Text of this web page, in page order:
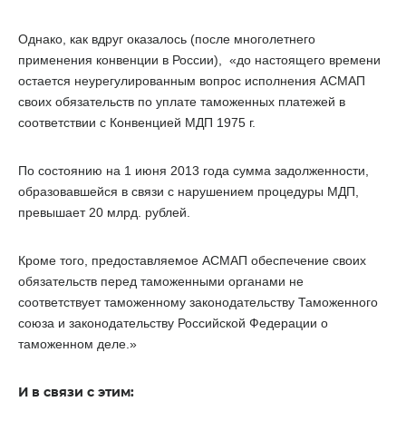
Однако, как вдруг оказалось (после многолетнего
применения конвенции в России), «до настоящего времени
остается неурегулированным вопрос исполнения АСМАП
своих обязательств по уплате таможенных платежей в
соответствии с Конвенцией МДП 1975 г.
По состоянию на 1 июня 2013 года сумма задолженности,
образовавшейся в связи с нарушением процедуры МДП,
превышает20 млрд. рублей.
Кроме того, предоставляемое АСМАП обеспечение своих
обязательств перед таможенными органами не
соответствует таможенному законодательству Таможенного
союза и законодательству Российской Федерации о
таможенном деле.»
И в связи с этим: